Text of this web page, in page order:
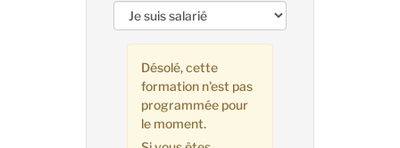
Désolé, cette
formation n'est pas
programmée pour
le moment.